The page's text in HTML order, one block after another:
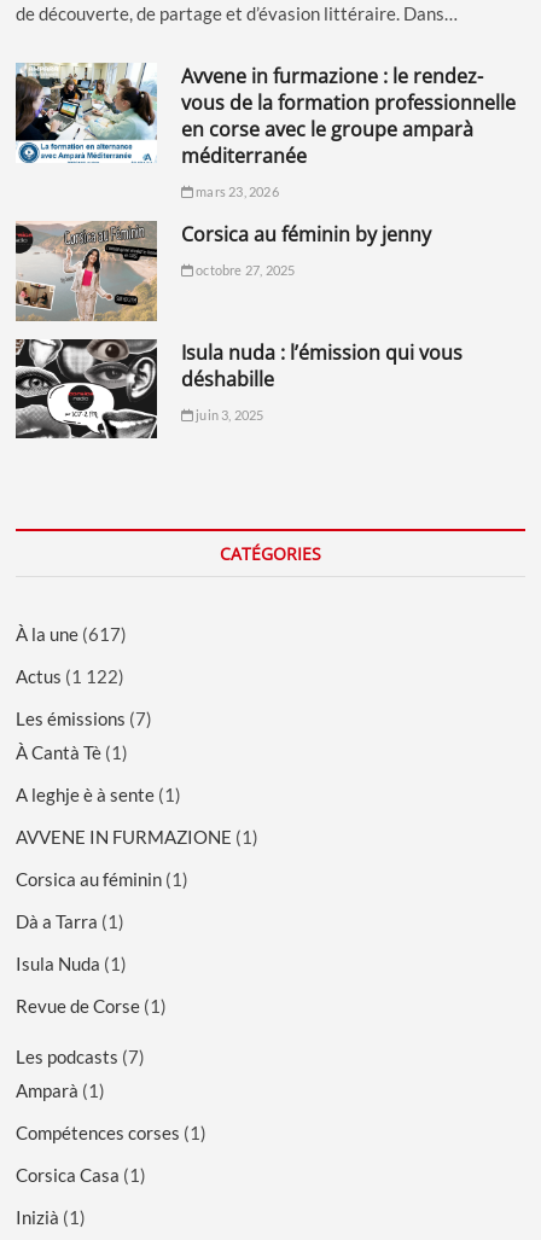
de découverte, de partage et d’évasion littéraire. Dans…
avvene in furmazione : le rendez-
vous de la formation professionnelle
en corse avec le groupe amparà
méditerranée
mars 23, 2026
corsica au féminin by jenny
octobre 27, 2025
isula nuda : l’émission qui vous
déshabille
juin 3, 2025
CATÉGORIES
À la une (617)
Actus (1 122)
Les émissions (7)
À Cantà Tè (1)
A leghje è à sente (1)
AVVENE IN FURMAZIONE (1)
Corsica au féminin (1)
Dà a Tarra (1)
Isula Nuda (1)
Revue de Corse (1)
Les podcasts (7)
Amparà (1)
Compétences corses (1)
Corsica Casa (1)
Inizià (1)